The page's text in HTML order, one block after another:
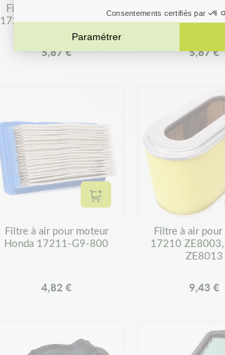
Filtre à air pour Honda
17210 ZE1821, 172210
ZE1822
5,87 €
Filtre à air pour
17-211-
5,87 €
Ajouter au panier
Filtre à air pour moteur
Honda 17211-G9-800
4,82 €
Filtre à air pour
17210
ZE8013
9,43 €